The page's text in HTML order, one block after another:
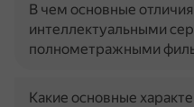
В чем основные
интеллектуальными
полнометражными
Какие основные